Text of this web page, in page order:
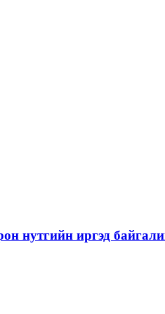
нутгийн иргэд